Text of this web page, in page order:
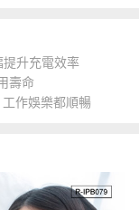
提升充電效率
壽命
作娛樂都順暢